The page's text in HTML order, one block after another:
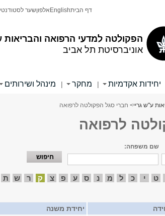
הפקולטה למדעי הרפואה והבריאות
אוניברסיטת תל אביב
דף הביתEnglish אלפוןשער
יחידות אקדמיות | מחקר | מינהל ושירותים
ע"ש גריי> חברי סגל הפקולטה לרפואה
לרפואה
שם משפחה:
ט י כ ל מ נ ס ע פ צ ק ר ש ת
יחידת משנה